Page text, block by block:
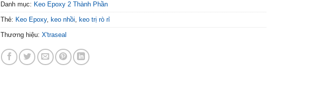
Danh mục: Keo Epoxy 2 Thành Phần
Thẻ: Keo Epoxy, keo nhồi, keo trị rò rỉ
Thương hiệu: X'traseal